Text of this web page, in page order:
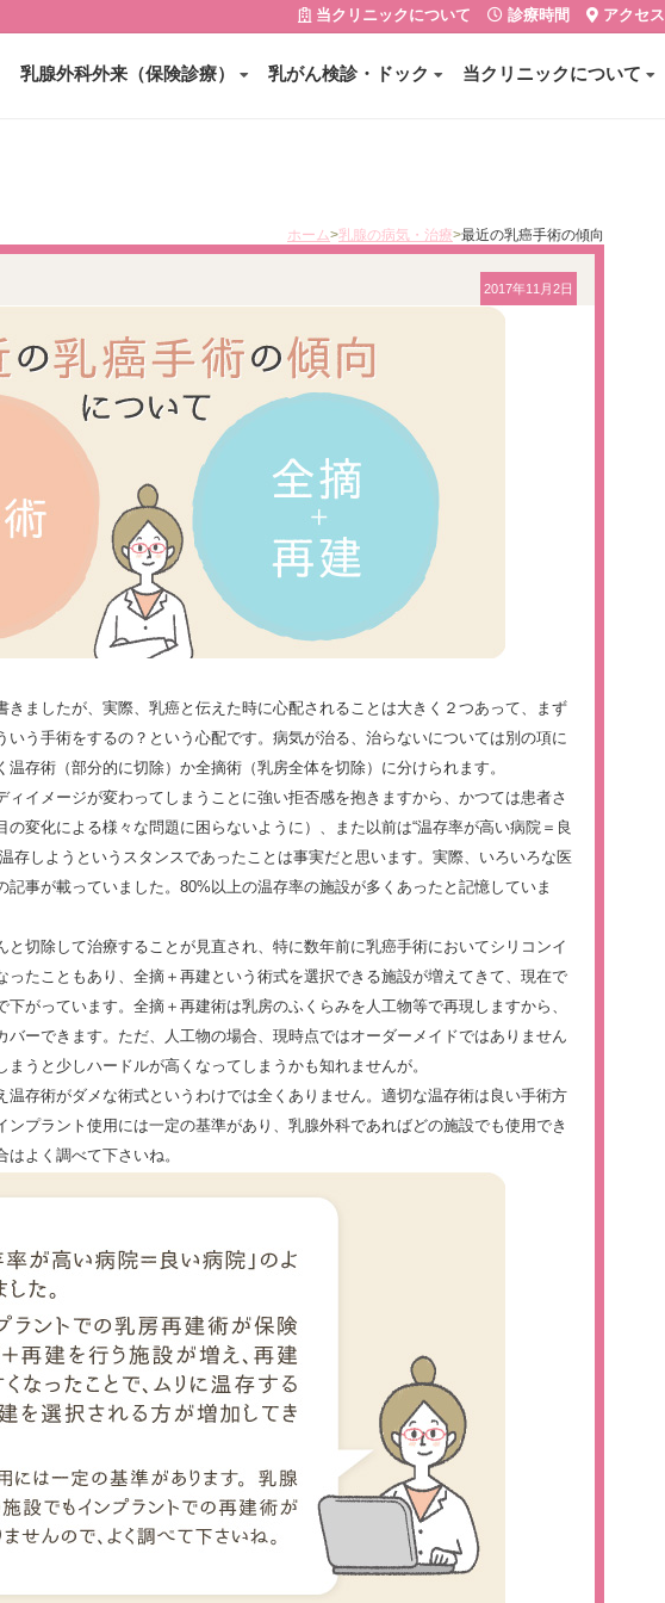
アクセス
診療時間
当クリニックについて
乳腺外科外来（保険診療） 乳がん検診・ドック 当クリニックについて
ホーム 乳腺の病気・治療 最近の乳癌手術の傾向
2017年11月2日
ましたが、実際、乳癌と伝えた時に心配されることは大きく２つあって、まず
いう手術をするの？という心配です。病気が治る、治らないについては別の項に
存術（部分的に切除）か全摘術（乳房全体を切除）に分けられます。
イメージが変わってしまうことに強い拒否感を抱きますから、かつては患者さ
変化による様々な問題に困らないように）、また以前は“温存率が高い病院＝良
存しようというスタンスであったことは事実だと思います。実際、いろいろな医
事が載っていました。80%以上の温存率の施設が多くあったと記憶していま
と切除して治療することが見直され、特に数年前に乳癌手術においてシリコンイ
ったこともあり、全摘＋再建という術式を選択できる施設が増えてきて、現在で
がっています。全摘＋再建術は乳房のふくらみを人工物等で再現しますから、
ーできます。ただ、人工物の場合、現時点ではオーダーメイドではありません
うと少しハードルが高くなってしまうかも知れませんが。
温存術がダメな術式というわけでは全くありません。適切な温存術は良い手術方
プラント使用には一定の基準があり、乳腺外科であればどの施設でも使用でき
よく調べて下さいね。